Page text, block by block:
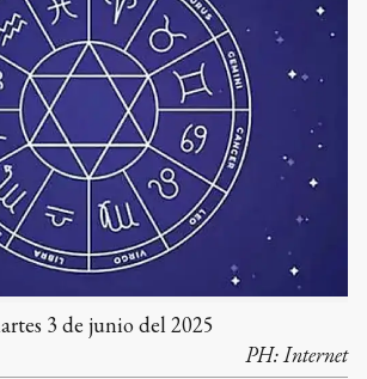
3 de junio del 2025
PH:Internet